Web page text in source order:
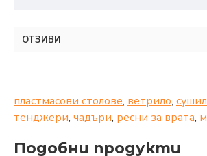
ОТЗИВИ
пластмасови столове, ветрило,
тенджери, чадъри, ресни за врата,
Подобни продукти